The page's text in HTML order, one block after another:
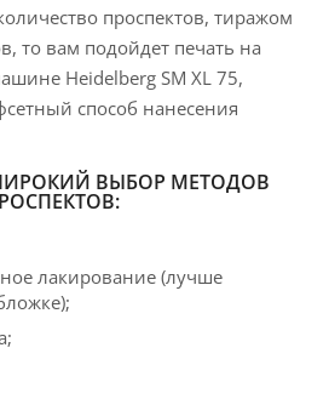
проспектов, тиражом
то вам подойдет печать на
Heidelberg SM XL 75,
способ нанесения
ВЫБОР МЕТОДОВ
лакирование (лучше